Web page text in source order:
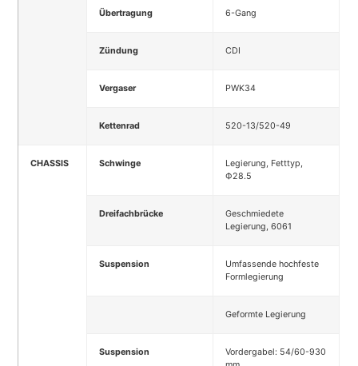
Übertragung 6-Gang
Zündung CDI
Vergaser PWK34
Kettenrad 520-13/520-49
CHASSIS Schwinge
Legierung, Fetttyp,
Ф28.5
Dreifachbrücke
Geschmiedete
Legierung, 6061
Suspension
Umfassende hochfeste
Formlegierung
Geformte Legierung
Suspension
Vordergabel: 54/60-930